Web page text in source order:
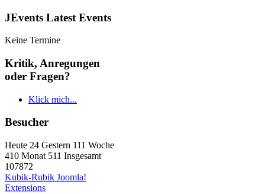
JEvents Latest Events
Keine Termine
Kritik, Anregungen
oder Fragen?
Klick mich...
Besucher
Heute 24 Gestern 111 Woche
410 Monat 511 Insgesamt
107872
Kubik-Rubik Joomla!
Extensions